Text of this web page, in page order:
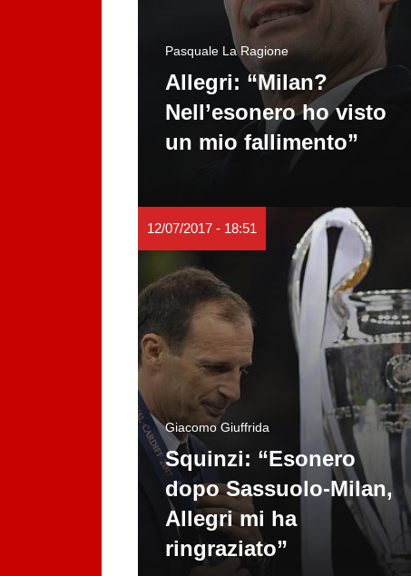
Pasquale La Ragione
Allegri: “Milan?
Nell’esonero ho visto
un mio fallimento”
12/07/2017 - 18:51
Giacomo Giuffrida
Squinzi: “Esonero
dopo Sassuolo-Milan,
Allegri mi ha
ringraziato”